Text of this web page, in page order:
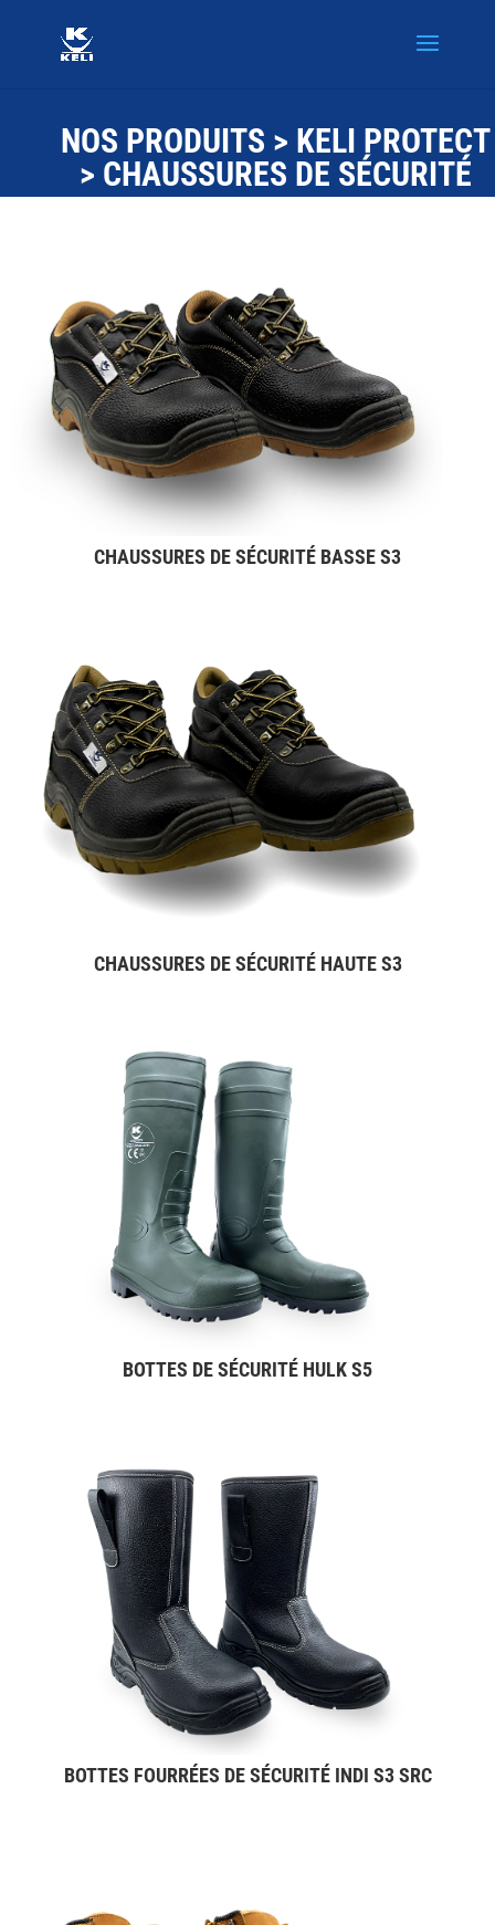
NOS PRODUITS > KELI PROTECT
> CHAUSSURES DE SÉCURITÉ
CHAUSSURES DE SÉCURITÉ BASSE S3
CHAUSSURES DE SÉCURITÉ HAUTE S3
BOTTES DE SÉCURITÉ HULK S5
BOTTES FOURRÉES DE SÉCURITÉ INDI S3 SRC